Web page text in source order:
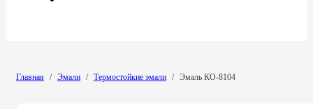
Главная / Эмали / Термостойкие эмали / Эмаль КО-8104